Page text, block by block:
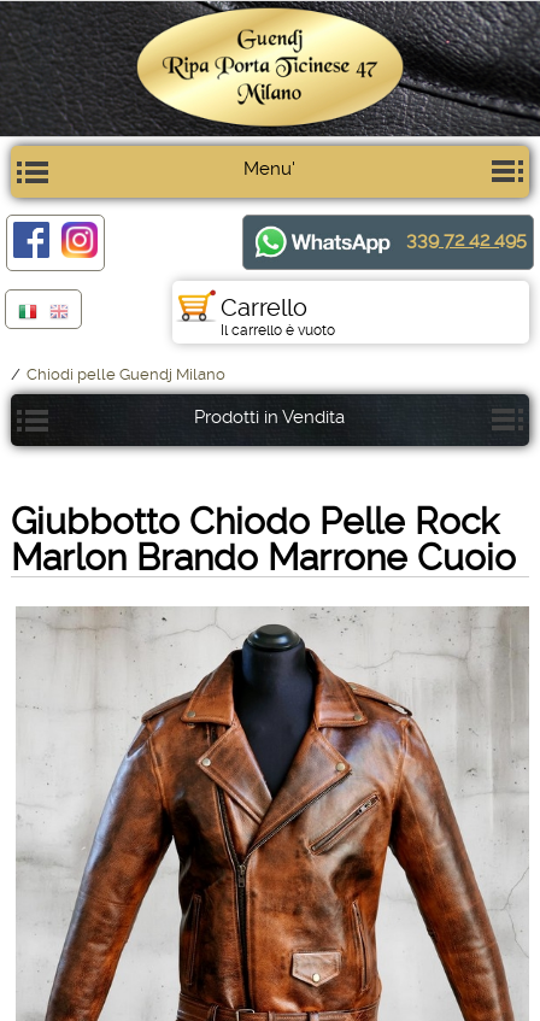
Menu'
339 72 42 495
Carrello
Il carrello è vuoto
/ Chiodi pelle Guendj Milano
Prodotti in Vendita
Giubbotto Chiodo Pelle Rock
Marlon Brando Marrone Cuoio